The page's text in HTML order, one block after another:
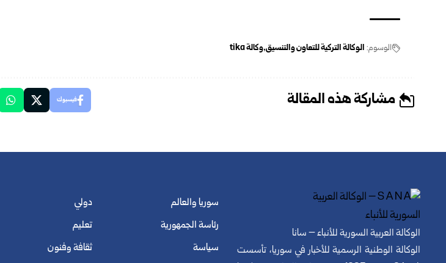
الوسوم: الوكالة التركية للتعاون والتنسيق وكالة tika
مشاركة هذه المقالة فيسبوك
الوكالة العربية السورية للأنباء – سانا
الوكالة الوطنية الرسمية للأخبار في سوريا، تأسست
سوريا والعالم
رئاسة الجمهورية
سياسة
دولي
تعليم
ثقافة وفنون